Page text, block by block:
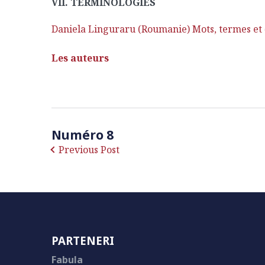
Daniela Linguraru (Roumanie) Mots, termes et
Les auteurs
Numéro 8
Previous Post
PARTENERI
Fabula